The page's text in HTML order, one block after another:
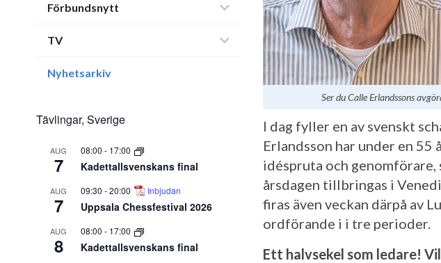
Förbundsnytt
TV
Nyhetsarkiv
Tävlingar, Sverige
AUG
7
08:00 - 17:00
Kadettallsvenskans final
AUG
7
09:30 -20:00 Inbjudan
Uppsala Chessfestival 2026
AUG
8
08:00 - 17:00
Kadettallsvenskans final
Ser du Calle Erlandssons
I dag fyller en av svenskt
Erlandsson har under en
idéspruta och genomförare,
årsdagen tillbringas i
firas även veckan därpå av
ordförande i i tre perioder.
Ett halvsekel som ledare!